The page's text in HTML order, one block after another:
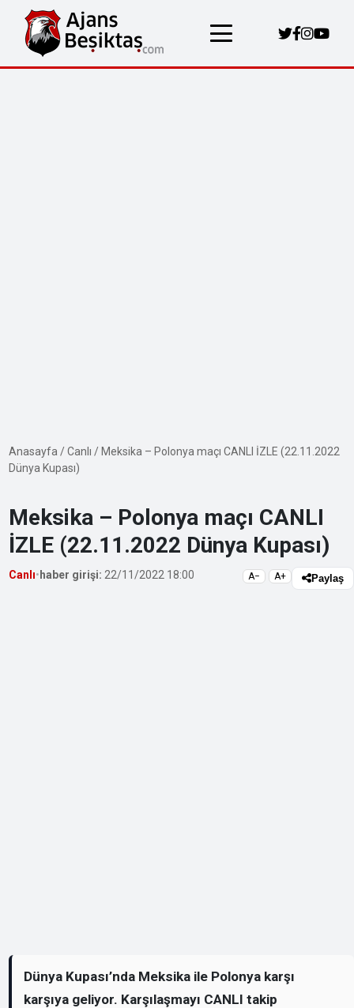
Anasayfa /Canlı / Meksika – Polonya maçı CANLI İZLE (22.11.2022
Dünya Kupası)
Meksika – Polonya maçı CANLI
İZLE (22.11.2022 Dünya Kupası)
Canlı• haber girişi: 22/11/2022 18:00 A− A+ Paylaş
Dünya Kupası’nda Meksika ile Polonya karşı
karşıya geliyor. Karşılaşmayı CANLI takip